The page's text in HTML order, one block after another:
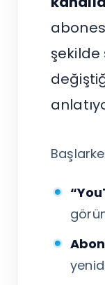
şekilde